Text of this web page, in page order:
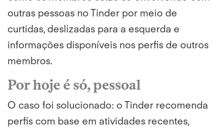
outras pessoas no Tinder por meio de
curtidas, deslizadas para a esquerda e
informações disponíveis nos perfis de outros
membros.
Por hoje é só, pessoal
O caso foi solucionado: o Tinder recomenda
perfis com base em atividades recentes,